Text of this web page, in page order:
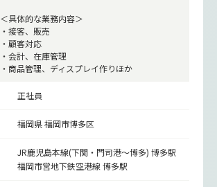
＜具体的な業務内容＞
・接客、販売
・顧客対応
・会計、在庫管理
・商品管理、ディスプレイ作りほか
正社員
福岡県 福岡市博多区
JR鹿児島本線(下関・門司港～博多)博多駅
福岡市営地下鉄空港線博多駅